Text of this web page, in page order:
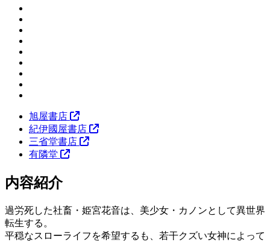
旭屋書店
紀伊國屋書店
三省堂書店
有隣堂
内容紹介
過労死した社畜・姫宮花音は、美少女・カノンとして異世界
転生する。
平穏なスローライフを希望するも、若干クズい女神によって